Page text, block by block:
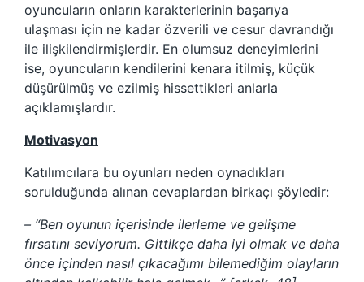
oyuncuların onların karakterlerinin başarıya
ulaşması için ne kadar özverili ve cesur davrandığı
ile ilişkilendirmişlerdir. En olumsuz deneyimlerini
ise, oyuncuların kendilerini kenara itilmiş, küçük
düşürülmüş ve ezilmiş hissettikleri anlarla
açıklamışlardır.
Motivasyon
Katılımcılara bu oyunları neden oynadıkları
sorulduğunda alınan cevaplardan birkaçı şöyledir:
– “Ben oyunun içerisinde ilerleme ve gelişme
fırsatını seviyorum. Gittikçe daha iyi olmak ve daha
önce içinden nasıl çıkacağımı bilemediğim olayların